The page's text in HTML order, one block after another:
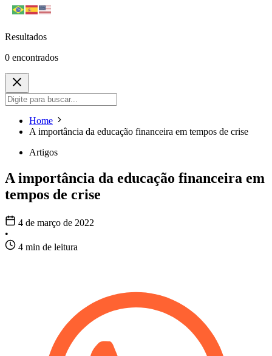
Resultados
0 encontrados
Home
A importância da educação financeira em tempos de crise
Artigos
A importância da educação financeira em
tempos de crise
4 de março de 2022
•
4 min de leitura